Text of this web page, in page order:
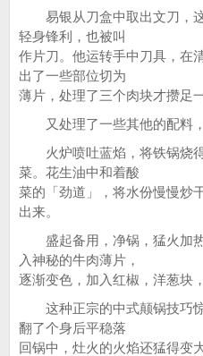
易银从刀盒中取出文刀，这
轻身锋利，也被叫
作片刀。他运转手中刀具，在
出了一些部位切为
薄片，处理了三个肉块才攒足
又处理了一些其他的配料，
火炉喷吐蓝焰，将铁锅烧得
菜。花生油中和着酸
菜的「劲道」，将水份慢慢炒
出来。
盛起备用，净锅，猛火加热
入神秘的牛肉薄片，
逐渐变色，加入红椒，洋葱块
这种正宗的中式颠锅技巧惊
翻了个身后平稳落
回锅中，灶火的火焰还猛得变